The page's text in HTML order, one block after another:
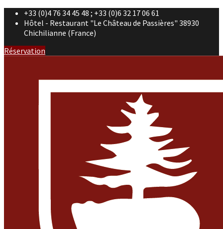
+33 (0)4 76 34 45 48 ; +33 (0)6 32 17 06 61
Hôtel - Restaurant "Le Château de Passières" 38930
Chichilianne (France)
Réservation